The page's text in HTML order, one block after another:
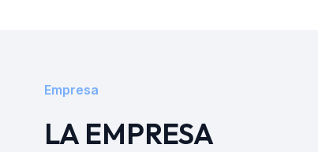
Empresa
LA EMPRESA